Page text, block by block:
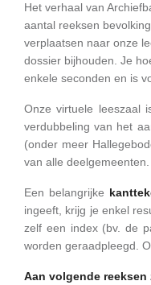
Het verhaal van
aantal reeksen
verplaatsen naar onze
dossier bijhouden. Je
enkele seconden en is
Onze virtuele leeszaal
verdubbeling van het
(onder meer
van alle deelgemeenten.
Een belangrijke
ingeeft, krijg je enkel
zelf een index (bv. de
worden geraadpleegd.
Aan volgende